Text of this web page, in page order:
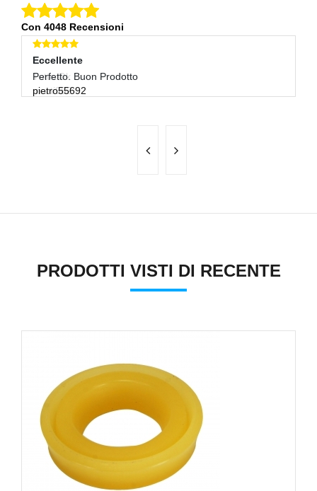
Con 4048 Recensioni
Eccellente
Tutto Ok
marti982
Eccellente
Perfetto. Buon Prodotto
pietro55692
PRODOTTI VISTI DI RECENTE